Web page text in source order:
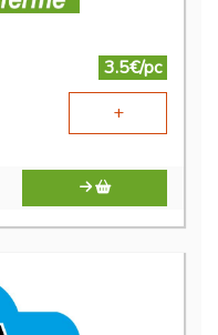
3.5€/pc
+